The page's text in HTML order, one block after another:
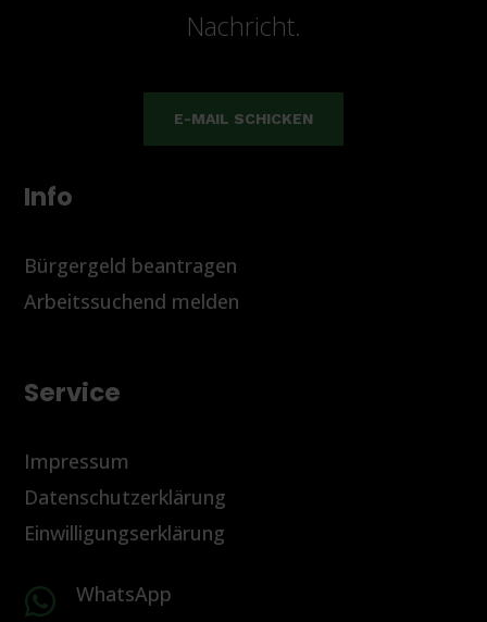
Nachricht.
E-MAIL SCHICKEN
Info
Bürgergeld beantragen
Arbeitssuchend melden
Service
Impressum
Datenschutzerklärung
Einwilligungserklärung

WhatsApp